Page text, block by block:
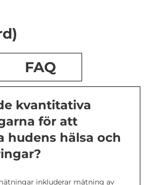
FAQ
kvantitativa
för att
hudens hälsa och
inkluderar mätning av